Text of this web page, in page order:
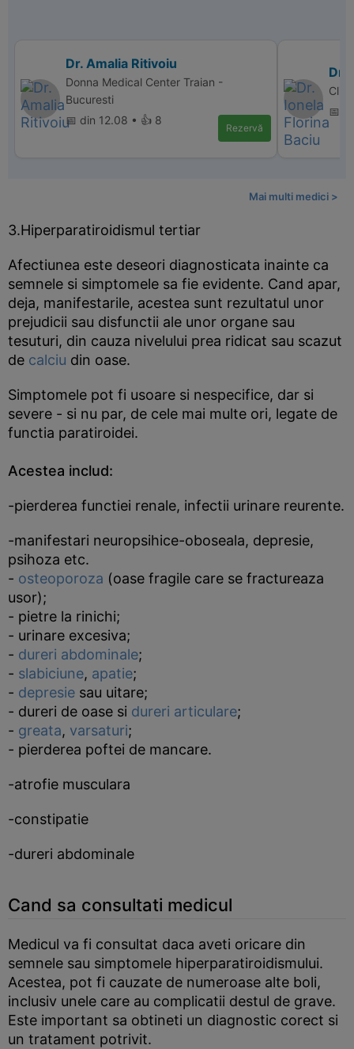
Dr. Amalia Ritivoiu
Donna Medical Center Traian -
Bucuresti
📅 din 12.08 • 👍 8
Rezervă
Dr.
📅
Mai multi medici >
3.Hiperparatiroidismul tertiar
Afectiunea este deseori diagnosticata inainte ca
semnele si simptomele sa fie evidente. Cand apar,
deja, manifestarile, acestea sunt rezultatul unor
prejudicii sau disfunctii ale unor organe sau
tesuturi, din cauza nivelului prea ridicat sau scazut
de calciu din oase.
Simptomele pot fi usoare si nespecifice, dar si
severe - si nu par, de cele mai multe ori, legate de
functia paratiroidei.
Acestea includ:
-pierderea functiei renale, infectii urinare reurente.
-manifestari neuropsihice-oboseala, depresie,
psihoza etc.
- osteoporoza (oase fragile care se fractureaza
usor);
- pietre la rinichi;
- urinare excesiva;
- dureri abdominale;
- slabiciune, apatie;
- depresie sau uitare;
- dureri de oase si dureri articulare;
- greata, varsaturi;
- pierderea poftei de mancare.
-atrofie musculara
-constipatie
-dureri abdominale
Cand sa consultati medicul
Medicul va fi consultat daca aveti oricare din
semnele sau simptomele hiperparatiroidismului.
Acestea, pot fi cauzate de numeroase alte boli,
inclusiv unele care au complicatii destul de grave.
Este important sa obtineti un diagnostic corect si
un tratament potrivit.